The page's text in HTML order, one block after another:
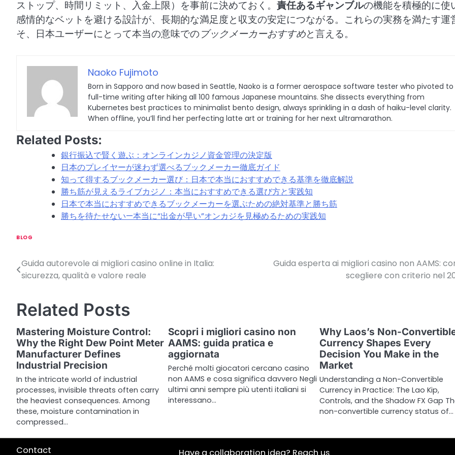
ストップ、時間リミット、入金上限）を事前に決めておく。 責任あるギャンブルの機能を積極的に使
感情的なベットを避ける設計が、長期的な満足度と収支の安定につながる。これらの実務を満たす運
そ、日本ユーザーにとって本当の意味でのブックメーカーおすすめと言える。
Naoko Fujimoto
Born in Sapporo and now based in Seattle, Naoko is a former aerospace software tester who pivoted to
full-time writing after hiking all 100 famous Japanese mountains. She dissects everything from
Kubernetes best practices to minimalist bento design, always sprinkling in a dash of haiku-level clarity.
When offline, you’ll find her perfecting latte art or training for her next ultramarathon.
Related Posts:
銀行振込で賢く遊ぶ：オンラインカジノ資金管理の決定版
日本のプレイヤーが迷わず選べるブックメーカー徹底ガイド
知って得するブックメーカー選び：日本で本当におすすめできる基準を徹底解説
勝ち筋が見えるライブカジノ：本当におすすめできる選び方と実践知
日本で本当におすすめできるブックメーカーを選ぶための絶対基準と勝ち筋
勝ちを待たせない—本当に“出金が早い”オンカジを見極めるための実践知
BLOG
P
s
t
n
a
v
i
g
t
Guida autorevole ai migliori casino online in Italia:
sicurezza, qualità e valore reale
Guida esperta ai migliori casino non AAMS:
scegliere con criterio nel
Related Posts
Mastering Moisture Control:
Why the Right Dew Point Meter
Manufacturer Defines
Industrial Precision
In the intricate world of industrial
processes, invisible threats often carry
the heaviest consequences. Among
these, moisture contamination in
compressed…
Scopri i migliori casino non
AAMS: guida pratica e
aggiornata
Perché molti giocatori cercano casino
non AAMS e cosa significa davvero Negli
ultimi anni sempre più utenti italiani si
interessano…
Why Laos’s Non-
Currency Shapes Every
Decision You Make in the
Market
Understanding a Non-Convertible
Currency in Practice: The Lao Kip,
Controls, and the Shadow FX Gap
non-convertible currency status of…
Contact Have a collaboration idea? Reach us